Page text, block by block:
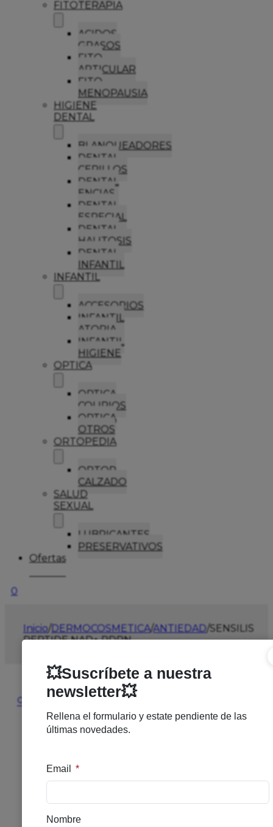
FITOTERAPIA
ACIDOS
GRASOS
FITO
ARTICULAR
FITO
MENOPAUSIA
HIGIENE
DENTAL
BLANQUEADORES
DENTAL
CEPILLOS
DENTAL
ENCIAS
DENTAL
ESPECIAL
DENTAL
HALITOSIS
DENTAL
INFANTIL
INFANTIL
ACCESORIOS
INFANTIL
ATOPIA
INFANTIL
HIGIENE
OPTICA
OPTICA
COLIRIOS
OPTICA
OTROS
ORTOPEDIA
ORTOP
CALZADO
SALUD
SEXUAL
LUBRICANTES
PRESERVATIVOS
Ofertas
0
Inicio/DERMOCOSMETICA/ANTIEDAD/SENSILIS
PEPTIDE NAD+ PDRN
🔍